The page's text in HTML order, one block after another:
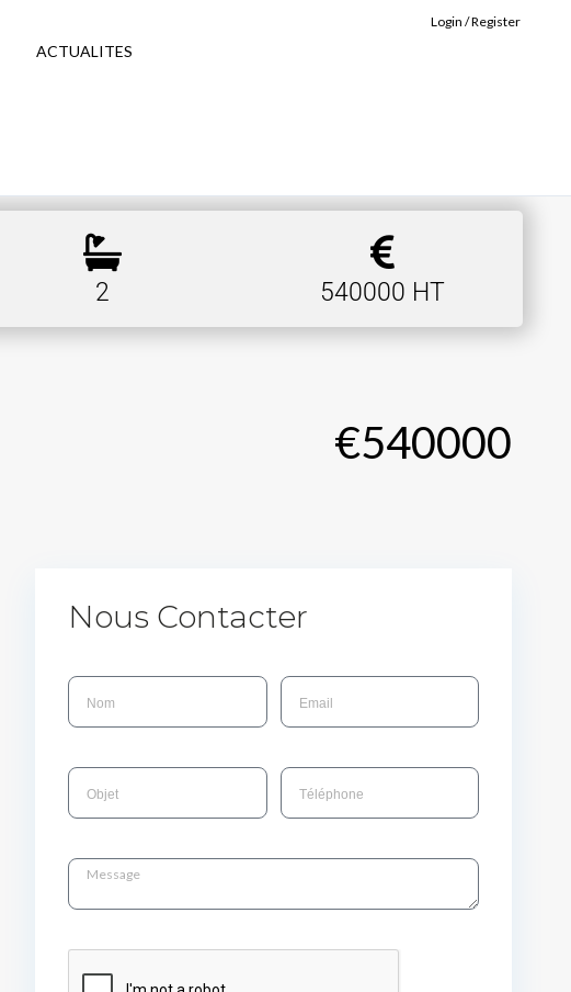
ACTUALITES
Login / Register
2 540000 HT
€540000
Nous Contacter